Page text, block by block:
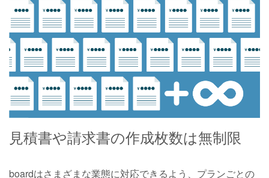
見積書や請求書の作成枚数は無制限
boardはさまざまな業態に対応できるよう、プランごとの